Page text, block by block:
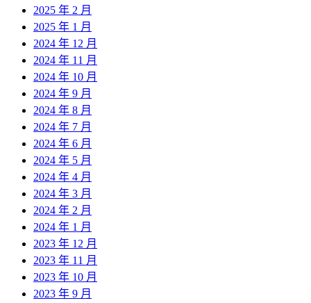
2025 年 2 月
2025 年 1 月
2024 年 12 月
2024 年 11 月
2024 年 10 月
2024 年 9 月
2024 年 8 月
2024 年 7 月
2024 年 6 月
2024 年 5 月
2024 年 4 月
2024 年 3 月
2024 年 2 月
2024 年 1 月
2023 年 12 月
2023 年 11 月
2023 年 10 月
2023 年 9 月